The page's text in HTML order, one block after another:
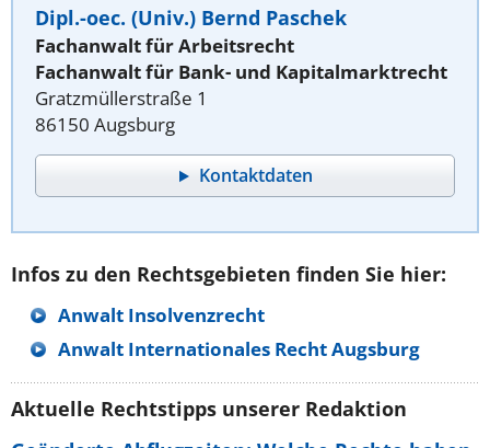
Dipl.-oec. (Univ.) Bernd Paschek
Fachanwalt für Arbeitsrecht
Fachanwalt für Bank- und Kapitalmarktrecht
Gratzmüllerstraße 1
86150 Augsburg
Kontaktdaten
Infos zu den Rechtsgebieten finden Sie hier:
Anwalt Insolvenzrecht
Anwalt Internationales Recht Augsburg
Aktuelle Rechtstipps unserer Redaktion